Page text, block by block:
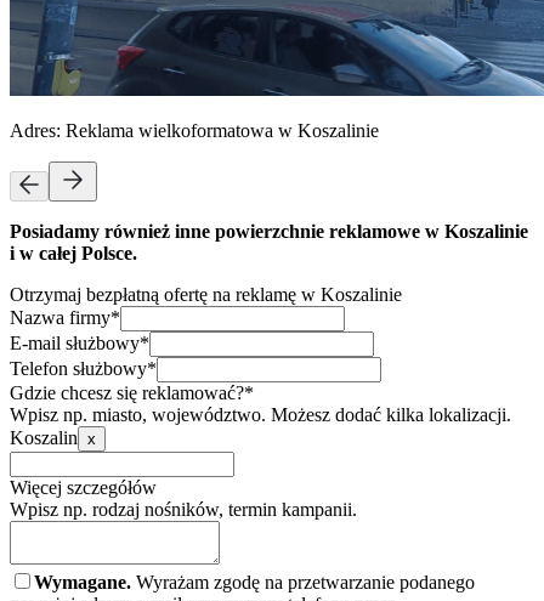
Adres: Reklama wielkoformatowa w Koszalinie
Posiadamy również inne powierzchnie reklamowe w Koszalinie
i w całej Polsce.
Otrzymaj bezpłatną ofertę na reklamę w Koszalinie
Nazwa firmy*
E-mail służbowy*
Telefon służbowy*
Gdzie chcesz się reklamować?*
Wpisz np. miasto, województwo. Możesz dodać kilka lokalizacji.
Koszalin x
Więcej szczegółów
Wpisz np. rodzaj nośników, termin kampanii.
Wymagane. Wyrażam zgodę na przetwarzanie podanego